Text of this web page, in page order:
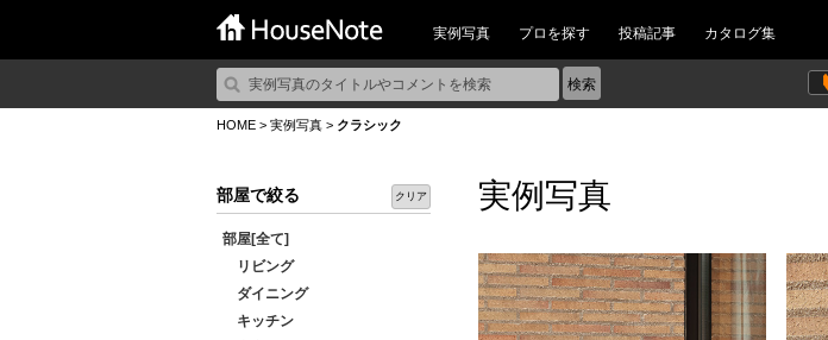
実例写真 プロを探す 投稿記事 カタログ集
HOME > 実例写真 > クラシック
部屋で絞る クリア
部屋[全て]
リビング
ダイニング
キッチン
実例写真